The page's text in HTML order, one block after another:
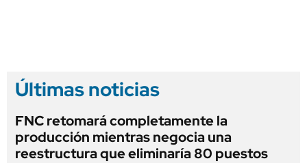
Últimas noticias
FNC retomará completamente la
producción mientras negocia una
reestructura que eliminaría 80 puestos